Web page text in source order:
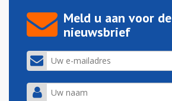
Meld u aan voor de
nieuwsbrief